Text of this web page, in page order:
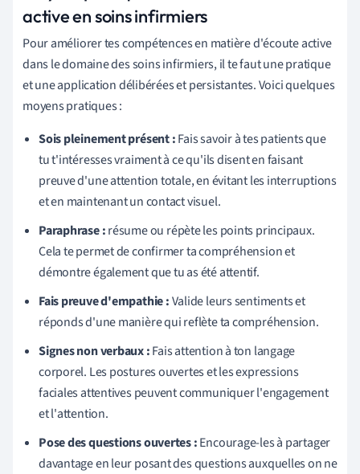
active en soins infirmiers
Pour améliorer tes compétences en matière d'écoute active
dans le domaine des soins infirmiers, il te faut une pratique
et une application délibérées et persistantes. Voici quelques
moyens pratiques :
Sois pleinement présent :Fais savoir à tes patients que
tu t'intéresses vraiment à ce qu'ils disent en faisant
preuve d'une attention totale, en évitant les interruptions
et en maintenant un contact visuel.
Paraphrase :résume ou répète les points principaux.
Cela te permet de confirmer ta compréhension et
démontre également que tu as été attentif.
Fais preuve d'empathie :Valide leurs sentiments et
réponds d'une manière qui reflète ta compréhension.
Signes non verbaux :Fais attention à ton langage
corporel. Les postures ouvertes et les expressions
faciales attentives peuvent communiquer l'engagement
et l'attention.
Pose des questions ouvertes :Encourage-les à partager
davantage en leur posant des questions auxquelles on ne